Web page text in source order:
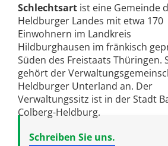
Schlechtsart ist eine Gemeinde
Heldburger Landes mit etwa 170
Einwohnern im Landkreis
Hildburghausen im fränkisch
Süden des Freistaats Thüringen.
gehört der
Heldburger Unterland an. Der
Verwaltungssitz ist in der Stadt
Colberg-Heldburg.
Schreiben Sie uns.